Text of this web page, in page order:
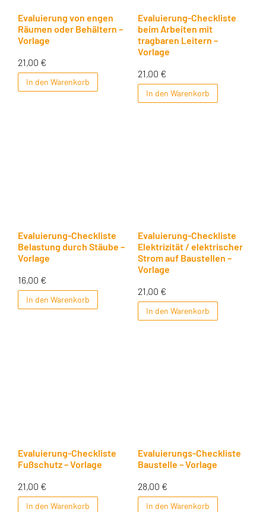
Evaluierung von engen
Räumen oder Behältern –
Vorlage
21,00 €
In den Warenkorb
Evaluierung-Checkliste
beim Arbeiten mit
tragbaren Leitern –
Vorlage
21,00 €
In den Warenkorb
Evaluierung-Checkliste
Belastung durch Stäube –
Vorlage
16,00 €
In den Warenkorb
Evaluierung-Checkliste
Elektrizität / elektrischer
Strom auf Baustellen –
Vorlage
21,00 €
In den Warenkorb
Evaluierung-Checkliste
Fußschutz – Vorlage
21,00 €
In den Warenkorb
Evaluierungs-Checkliste
Baustelle – Vorlage
28,00 €
In den Warenkorb